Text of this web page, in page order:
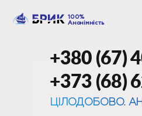
100%
Анонімність
+380 (67)
+373 (68)
ЦІЛОДОБОВО.